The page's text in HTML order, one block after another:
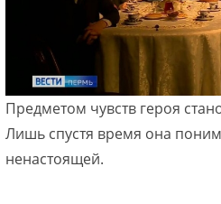
Предметом чувств героя
Лишь спустя время она
ненастоящей.